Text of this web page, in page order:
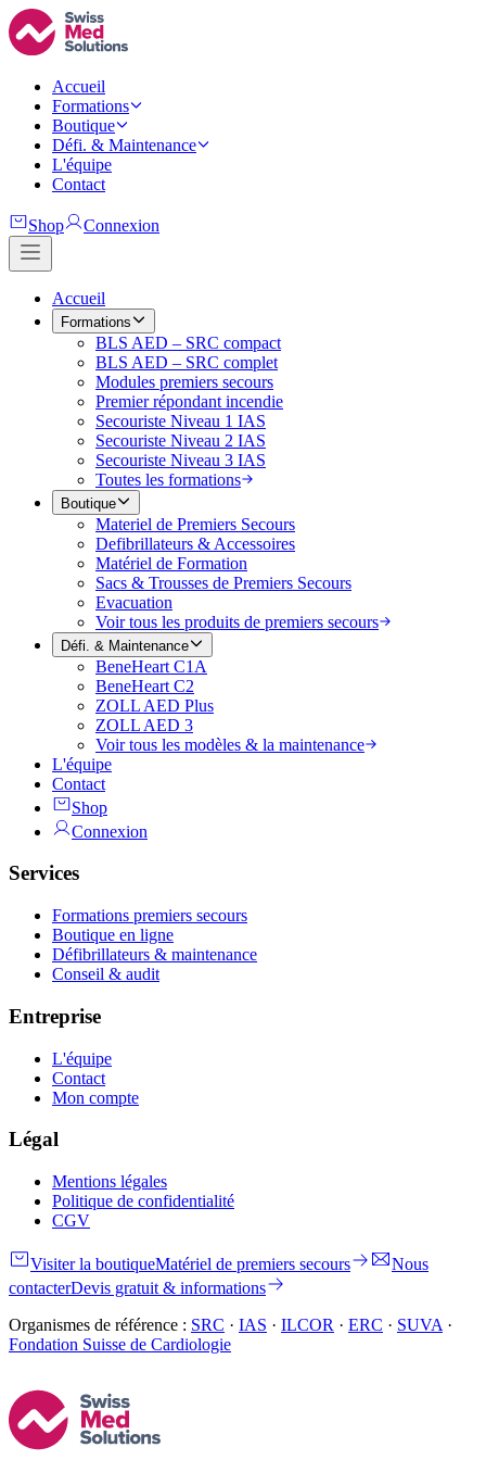
Accueil
Formations
Boutique
Défi. & Maintenance
L'équipe
Contact
Shop Connexion
Accueil
Formations
BLS AED – SRC compact
BLS AED – SRC complet
Modules premiers secours
Premier répondant incendie
Secouriste Niveau 1 IAS
Secouriste Niveau 2 IAS
Secouriste Niveau 3 IAS
Toutes les formations
Boutique
Materiel de Premiers Secours
Defibrillateurs & Accessoires
Matériel de Formation
Sacs & Trousses de Premiers Secours
Evacuation
Voir tous les produits de premiers secours
Défi. & Maintenance
BeneHeart C1A
BeneHeart C2
ZOLL AED Plus
ZOLL AED 3
Voir tous les modèles & la maintenance
L'équipe
Contact
Shop
Connexion
Services
Formations premiers secours
Boutique en ligne
Défibrillateurs & maintenance
Conseil & audit
Entreprise
L'équipe
Contact
Mon compte
Légal
Mentions légales
Politique de confidentialité
CGV
Visiter la boutiqueMatériel de premiers secours
Nous
contacterDevis gratuit & informations
Organismes de référence : SRC · IAS · ILCOR · ERC · SUVA ·
Fondation Suisse de Cardiologie